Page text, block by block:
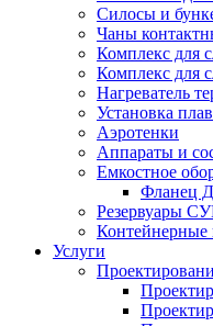
Силосы и
Чаны
Комплекс для
Комплекс для
Нагреватель
Установка
Аэротенки
Аппараты и
Емкостное
Фланец
Резервуары
Услуги